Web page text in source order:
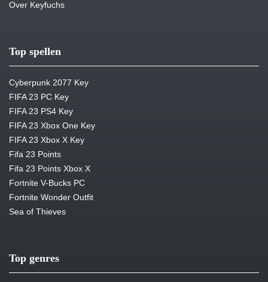
Over Keyfuchs
Top spellen
Cyberpunk 2077 Key
FIFA 23 PC Key
FIFA 23 PS4 Key
FIFA 23 Xbox One Key
FIFA 23 Xbox X Key
Fifa 23 Points
Fifa 23 Points Xbox X
Fortnite V-Bucks PC
Fortnite Wonder Outfit
Sea of Thieves
Top genres